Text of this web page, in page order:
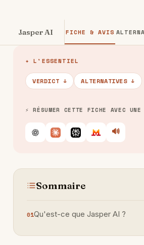
Jasper AI FICHE & AVIS
✦ L'ESSENTIEL
VERDICT ↓ ALTERNATIVES ↓
⚡ RÉSUMER CETTE FICHE AVEC
ChatGPTClaudePerplexityLe Chat
🔊
Écouter
Sommaire
Qu'est-ce que Jasper AI ?